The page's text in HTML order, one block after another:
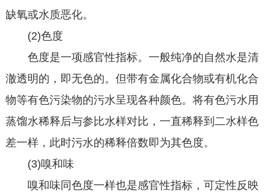
缺氧或水质恶化。
(2)色度
色度是一项感官性指标。一般纯净的自然水是清
澈透明的，即无色的。但带有金属化合物或有机化合
物等有色污染物的污水呈现各种颜色。将有色污水用
蒸馏水稀释后与参比水样对比，一直稀释到二水样色
差一样，此时污水的稀释倍数即为其色度。
(3)嗅和味
嗅和味同色度一样也是感官性指标，可定性反映